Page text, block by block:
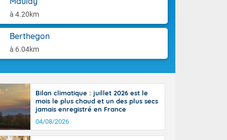
à 4.20km
Berthegon
à 6.04km
sur
avec des
sur le sud
sur la
entre 50 et
résiste sur
Alpes à
et 20
Bilan climatique : juillet 2026 est le
mois le plus chaud et un des plus secs
jamais enregistré en France
04/08/2026